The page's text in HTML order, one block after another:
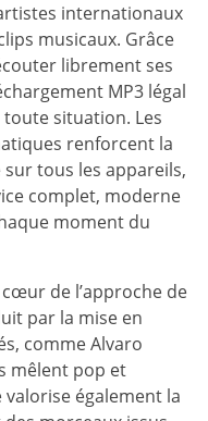
internationaux
musicaux. Grâce
librement ses
MP3 légal
situation. Les
renforcent la
tous les appareils,
complet, moderne
moment du
de l’approche de
par la mise en
comme Alvaro
mêlent pop et
également la